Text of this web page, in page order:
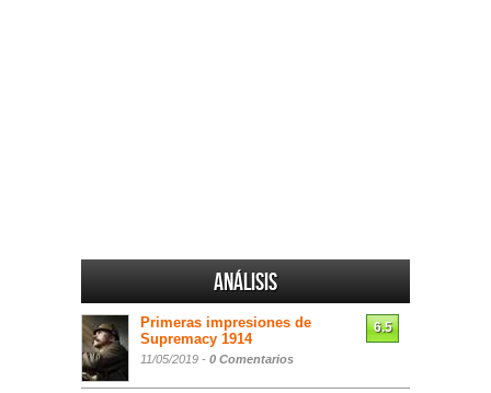
Análisis
Primeras impresiones de
Supremacy 1914
11/05/2019 - 0 Comentarios
6.5